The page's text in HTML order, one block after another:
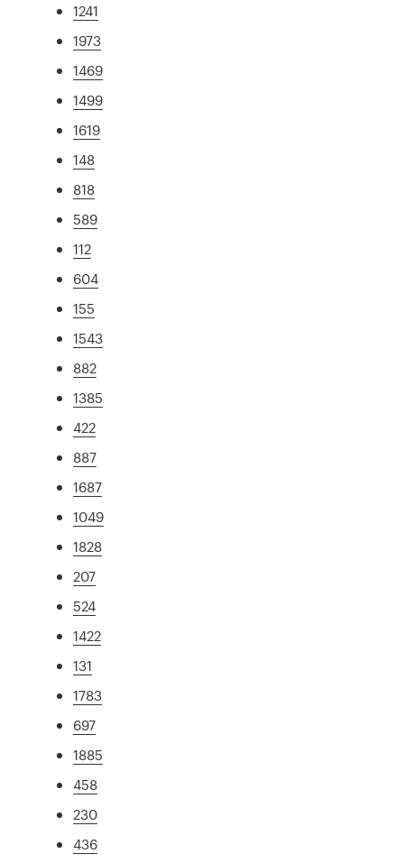
1241
1973
1469
1499
1619
148
818
589
112
604
155
1543
882
1385
422
887
1687
1049
1828
207
524
1422
131
1783
697
1885
458
230
436